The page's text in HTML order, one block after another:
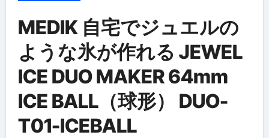
MEDIK 自宅でジュエルの
ような氷が作れる JEWEL
ICE DUO MAKER 64mm
ICE BALL（球形） DUO-
T01-ICEBALL